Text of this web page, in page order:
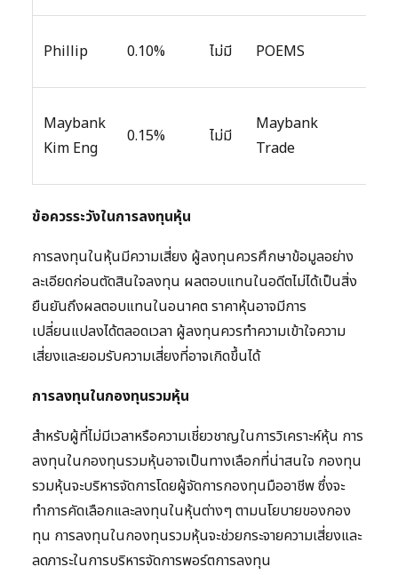
Phillip 0.10% ไม่มี POEMS
Maybank
Kim Eng
0.15% ไม่มี
Maybank
Trade
ข้อควรระวังในการลงทุนหุ้น
การลงทุนในหุ้นมีความเสี่ยง ผู้ลงทุนควรศึกษาข้อมูลอย่าง
ละเอียดก่อนตัดสินใจลงทุน ผลตอบแทนในอดีตไม่ได้เป็นสิ่ง
ยืนยันถึงผลตอบแทนในอนาคต ราคาหุ้นอาจมีการ
เปลี่ยนแปลงได้ตลอดเวลา ผู้ลงทุนควรทำความเข้าใจความ
เสี่ยงและยอมรับความเสี่ยงที่อาจเกิดขึ้นได้
การลงทุนในกองทุนรวมหุ้น
สำหรับผู้ที่ไม่มีเวลาหรือความเชี่ยวชาญในการวิเคราะห์หุ้น การ
ลงทุนในกองทุนรวมหุ้นอาจเป็นทางเลือกที่น่าสนใจ กองทุน
รวมหุ้นจะบริหารจัดการโดยผู้จัดการกองทุนมืออาชีพ ซึ่งจะ
ทำการคัดเลือกและลงทุนในหุ้นต่างๆ ตามนโยบายของกอง
ทุน การลงทุนในกองทุนรวมหุ้นจะช่วยกระจายความเสี่ยงและ
ลดภาระในการบริหารจัดการพอร์ตการลงทุน